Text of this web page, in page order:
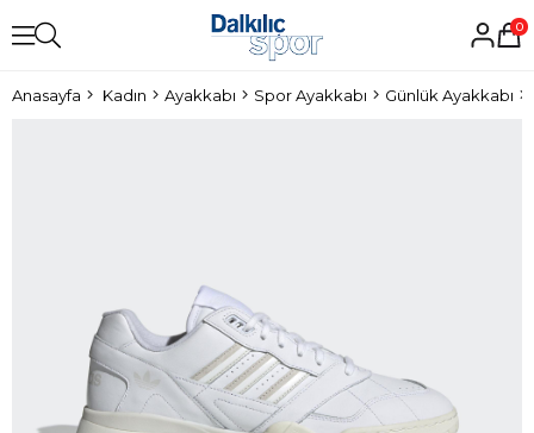
0
Anasayfa Kadın Ayakkabı Spor Ayakkabı Günlük Ayakkabı